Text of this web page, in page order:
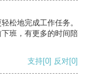
松地完成工作任务。
班，有更多的时间陪
支持[0] 反对[0]